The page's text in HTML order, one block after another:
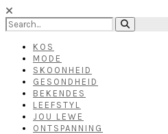
KOS
MODE
SKOONHEID
GESONDHEID
BEKENDES
LEEFSTYL
JOU LEWE
ONTSPANNING